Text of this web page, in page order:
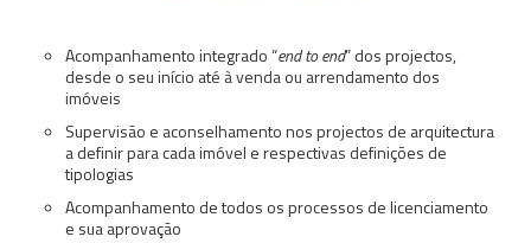
Acompanhamento integrado “end to end” dos projectos,
desde o seu início até à venda ou arrendamento dos
imóveis
Supervisão e aconselhamento nos projectos de arquitectura
a definir para cada imóvel e respectivas definições de
tipologias
Acompanhamento de todos os processos de licenciamento
e sua aprovação